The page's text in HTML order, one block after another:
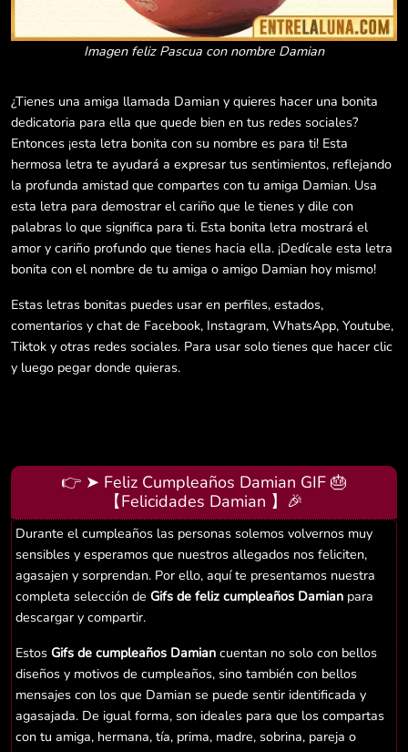
Imagen feliz Pascua con nombre Damian
¿Tienes una amiga llamada Damian y quieres hacer una bonita
dedicatoria para ella que quede bien en tus redes sociales?
Entonces ¡esta letra bonita con su nombre es para ti! Esta
hermosa letra te ayudará a expresar tus sentimientos, reflejando
la profunda amistad que compartes con tu amiga Damian. Usa
esta letra para demostrar el cariño que le tienes y dile con
palabras lo que significa para ti. Esta bonita letra mostrará el
amor y cariño profundo que tienes hacia ella. ¡Dedícale esta letra
bonita con el nombre de tu amiga o amigo Damian hoy mismo!
Estas letras bonitas puedes usar en perfiles, estados,
comentarios y chat de Facebook, Instagram, WhatsApp, Youtube,
Tiktok y otras redes sociales. Para usar solo tienes que hacer clic
y luego pegar donde quieras.
👉 ➤ Feliz Cumpleaños Damian GIF 🎂
【Felicidades Damian 】🎉
Durante el cumpleaños las personas solemos volvernos muy
sensibles y esperamos que nuestros allegados nos feliciten,
agasajen y sorprendan. Por ello, aquí te presentamos nuestra
completa selección de Gifs de feliz cumpleaños Damian para
descargar y compartir.
Estos Gifs de cumpleaños Damian cuentan no solo con bellos
diseños y motivos de cumpleaños, sino también con bellos
mensajes con los que Damian se puede sentir identificada y
agasajada. De igual forma, son ideales para que los compartas
con tu amiga, hermana, tía, prima, madre, sobrina, pareja o